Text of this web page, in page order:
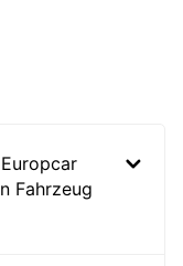
Fahrzeug